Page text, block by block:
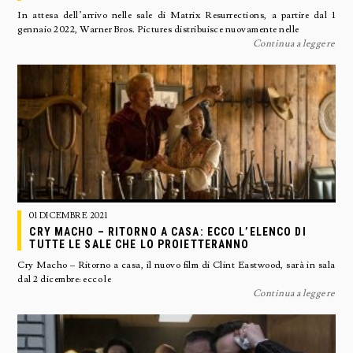
In attesa dell’arrivo nelle sale di Matrix Resurrections, a partire dal 1
gennaio 2022, Warner Bros. Pictures distribuisce nuovamente nelle
Continua a leggere
01 DICEMBRE 2021
CRY MACHO – RITORNO A CASA: ECCO L’ELENCO DI
TUTTE LE SALE CHE LO PROIETTERANNO
Cry Macho – Ritorno a casa, il nuovo film di Clint Eastwood, sarà in sala
dal 2 dicembre: ecco le
Continua a leggere